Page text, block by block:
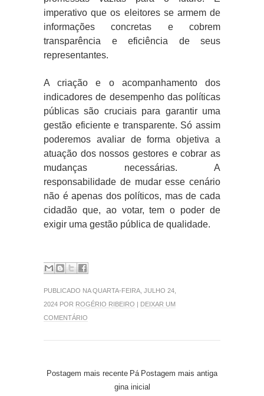
imperativo que os eleitores se armem de
informações concretas e cobrem
transparência e eficiência de seus
representantes.
A criação e o acompanhamento dos
indicadores de desempenho das políticas
públicas são cruciais para garantir uma
gestão eficiente e transparente. Só assim
poderemos avaliar de forma objetiva a
atuação dos nossos gestores e cobrar as
mudanças necessárias. A
responsabilidade de mudar esse cenário
não é apenas dos políticos, mas de cada
cidadão que, ao votar, tem o poder de
exigir uma gestão pública de qualidade.
PUBLICADO NA QUARTA-FEIRA, JULHO 24,
2024 POR ROGÉRIO RIBEIRO | DEIXAR UM
COMENTÁRIO
Postagem mais recente Postagem mais antiga
Pá
gina inicial